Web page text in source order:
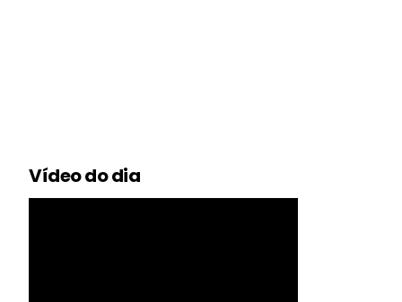
Vídeo do dia